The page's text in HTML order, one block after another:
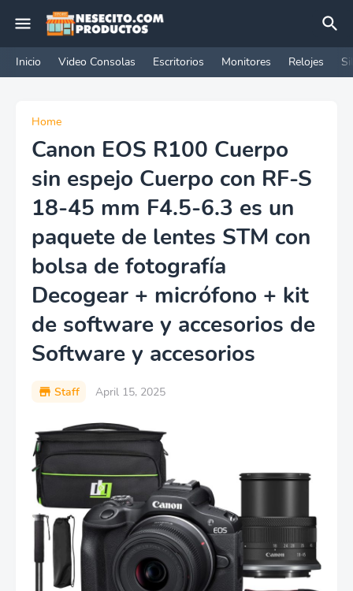
Inicio Video Consolas Escritorios Monitores Relojes
Home
Canon EOS R100 Cuerpo
sin espejo Cuerpo con RF-S
18-45 mm F4.5-6.3 es un
paquete de lentes STM con
bolsa de fotografía
Decogear + micrófono + kit
de software y accesorios de
Software y accesorios
Staff April 15, 2025